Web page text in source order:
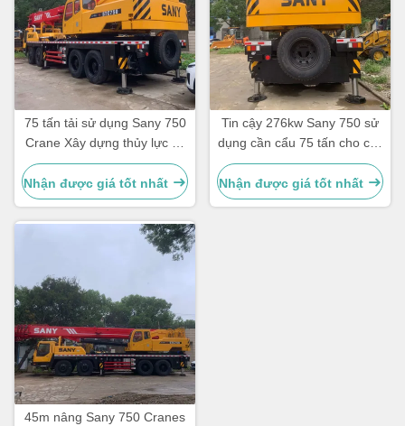
75 tấn tải sử dụng Sany 750
Crane Xây dựng thủy lực xe
tải cũ Crane
Nhận được giá tốt nhất
Tin cậy 276kw Sany 750 sử
dụng cần cẩu 75 tấn cho các
hoạt động công tác nặng
Nhận được giá tốt nhất
45m nâng Sany 750 Cranes